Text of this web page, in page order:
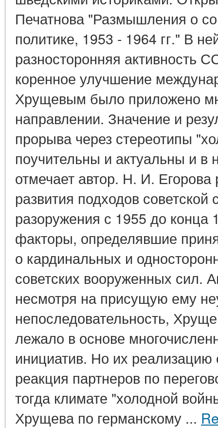
Печатнова "Размышления о
политике, 1953 - 1964 гг." В
разносторонняя активность
коренное улучшение
Хрущевым было приложено
направлении. Значение и
прорыва через стереотипы
поучительны и актуальны и в
отмечает автор. Н. И. Егорова
развития подходов
разоружения с 1955 до конца
факторы, определявшие
о кардинальных и
советских вооруженных сил.
несмотря на присущую ему
непоследовательность,
лежало в основе
инициатив. Но их
реакция партнеров по
тогда климате "холодной
Хрущева по германскому ...